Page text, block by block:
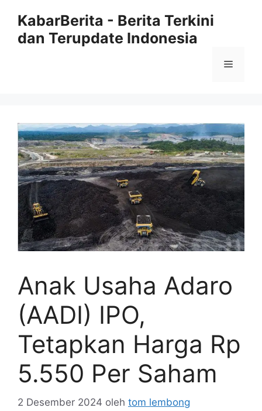
KabarBerita - Berita Terkini
dan Terupdate Indonesia
Menu
Anak Usaha Adaro
(AADI) IPO,
Tetapkan Harga Rp
5.550 Per Saham
2 Desember 2024 oleh tom lembong